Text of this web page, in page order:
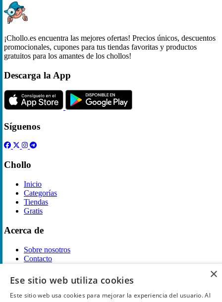
¡Chollo.es encuentra las mejores ofertas! Precios únicos, descuentos
promocionales, cupones para tus tiendas favoritas y productos
gratuitos para los amantes de los chollos!
Descarga la App
Síguenos
Chollo
Inicio
Categorías
Tiendas
Gratis
Acerca de
Sobre nosotros
Contacto
Información legal
×
Ese sitio web utiliza cookies
Este sitio web usa cookies para mejorar la experiencia del usuario. Al